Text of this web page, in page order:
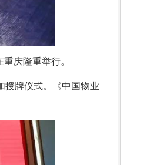
庆隆重举行。
授牌仪式。《中国物业